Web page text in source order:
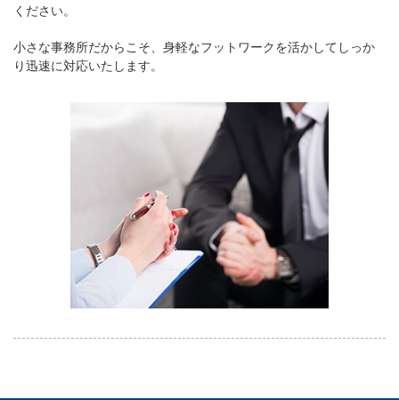
ください。
小さな事務所だからこそ、身軽なフットワークを活かしてしっか
り迅速に対応いたします。